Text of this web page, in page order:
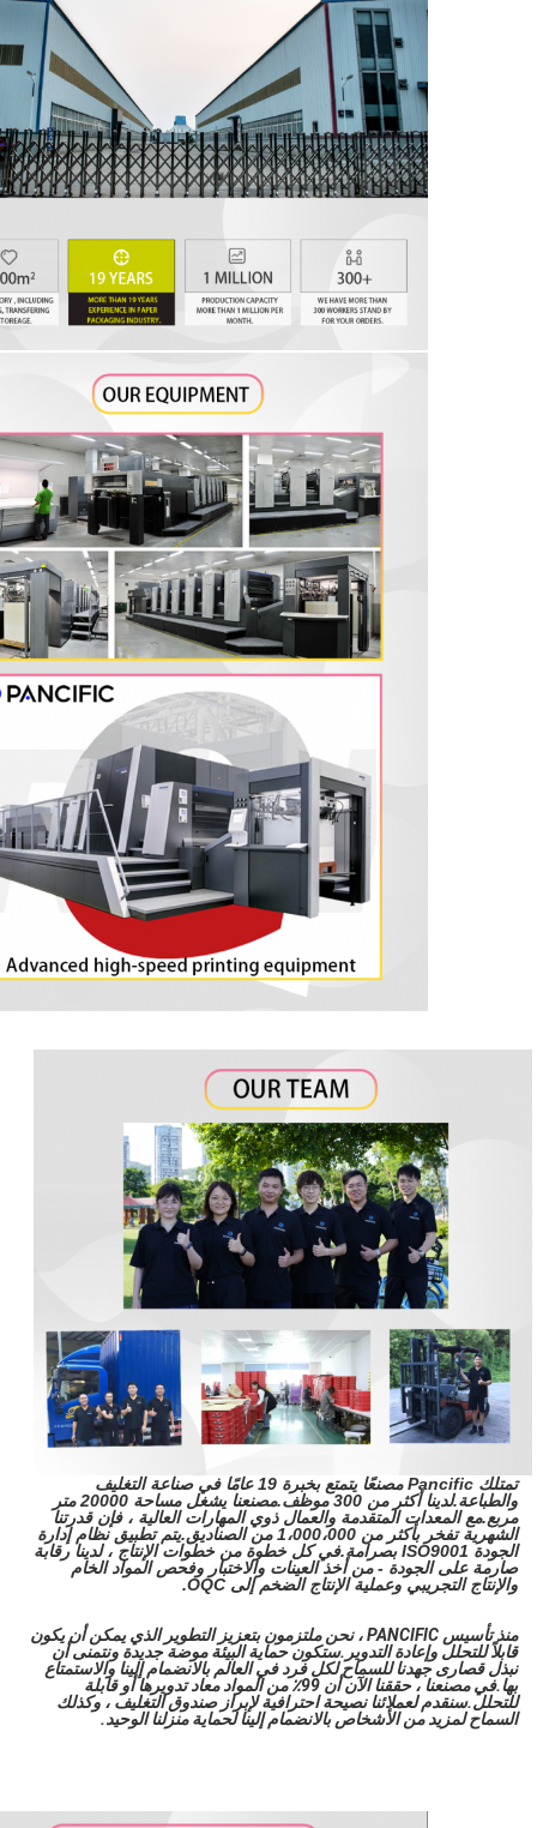
تمتلك Pancific مصنعًا يتمتع بخبرة 19 عامًا في صناعة التغليف
والطباعة.لدينا أكثر من 300 موظف.مصنعنا يشغل مساحة 20000 متر
مربع.مع المعدات المتقدمة والعمال ذوي المهارات العالية ، فإن قدرتنا
الشهرية تفخر بأكثر من 1،000،000 من الصناديق.يتم تطبيق نظام إدارة
الجودة ISO9001 بصرامة.في كل خطوة من خطوات الإنتاج ، لدينا رقابة
صارمة على الجودة - من أخذ العينات والاختبار وفحص المواد الخام
والإنتاج التجريبي وعملية الإنتاج الضخم إلى OQC.
منذ تأسيس PANCIFIC ، نحن ملتزمون بتعزيز التطوير الذي يمكن أن يكون
قابلاً للتحلل وإعادة التدوير.ستكون حماية البيئة موضة جديدة ونتمنى أن
نبذل قصارى جهدنا للسماح لكل فرد في العالم بالانضمام إلينا والاستمتاع
بها.في مصنعنا ، حققنا الآن أن 99٪ من المواد معاد تدويرها أو قابلة
للتحلل.سنقدم لعملائنا نصيحة احترافية لإبراز صندوق التغليف ، وكذلك
السماح لمزيد من الأشخاص بالانضمام إلينا لحماية منزلنا الوحيد.